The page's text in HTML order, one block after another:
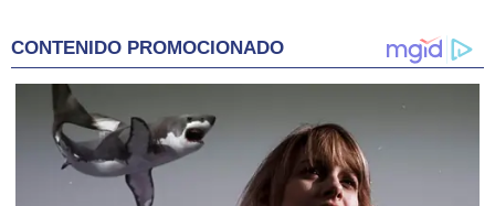
CONTENIDO PROMOCIONADO